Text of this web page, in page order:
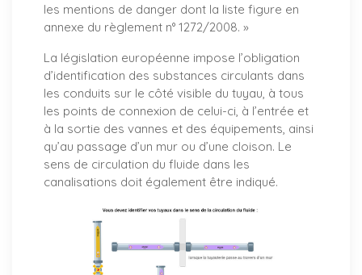
les mentions de danger dont la liste figure en
annexe du règlement n° 1272/2008. »
La législation européenne impose l’obligation
d’identification des substances circulants dans
les conduits sur le côté visible du tuyau, à tous
les points de connexion de celui-ci, à l’entrée et
à la sortie des vannes et des équipements, ainsi
qu’au passage d’un mur ou d’une cloison. Le
sens de circulation du fluide dans les
canalisations doit également être indiqué.